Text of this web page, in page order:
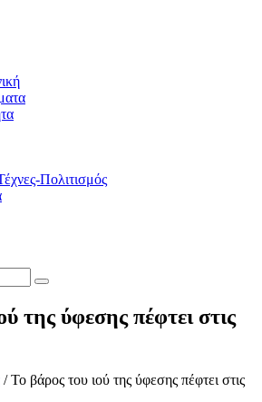
Πολιτισμός
της ύφεσης πέφτει στις
/ Το βάρος του ιού της ύφεσης πέφτει στις